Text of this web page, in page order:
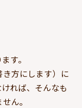
す。
方にします）に
れば、そんなも
ん。